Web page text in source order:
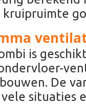
kruipruimte
is
De
situaties